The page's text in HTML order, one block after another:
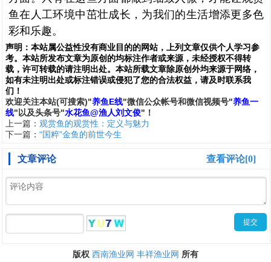
鱼在人工环境中茁壮成长，为我们的生活增添更多色
彩和乐趣。
声明： 本站属公益性没有商业目的的网站，上列文章仅供个人学习参
考。本站所发布文章为原创的均标注作者或来源，未经授权不得转
载，许可转载的请注明出处。本站所载文章除原创外均来源于网络，
如有未注明出处或标注错误或侵犯了您的合法权益，请及时联系我
们 ！
欢迎关注本站(可搜索)"养鱼E线"微信公众帐号和微信视频号"养鱼一
线" 以及头条号"水花鱼@渔人刘文俊"！
上一篇： 观赏鱼的观赏性：定义与魅力
下一篇： “国粹”金鱼的前世今生
查看评论[0]
文章评论
版权 西南渔业网 丰祥渔业网 所有